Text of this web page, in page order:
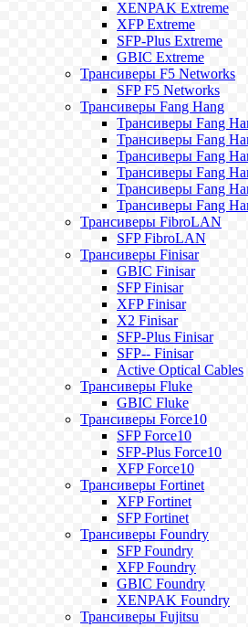
XENPAK Extreme
XFP Extreme
SFP-Plus Extreme
GBIC Extreme
Трансиверы F5 Networks
SFP F5 Networks
Трансиверы Fang Hang
Трансиверы Fang
Трансиверы Fang
Трансиверы Fang
Трансиверы Fang
Трансиверы Fang
Трансиверы Fang
Трансиверы FibroLAN
SFP FibroLAN
Трансиверы Finisar
GBIC Finisar
SFP Finisar
XFP Finisar
X2 Finisar
SFP-Plus Finisar
SFP-- Finisar
Active Optical Cables
Трансиверы Fluke
GBIC Fluke
Трансиверы Force10
SFP Force10
SFP-Plus Force10
XFP Force10
Трансиверы Fortinet
XFP Fortinet
SFP Fortinet
Трансиверы Foundry
SFP Foundry
XFP Foundry
GBIC Foundry
XENPAK Foundry
Трансиверы Fujitsu